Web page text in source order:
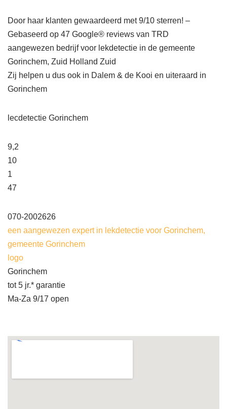
Door haar klanten gewaardeerd met 9/10 sterren! –
Gebaseerd op 47 Google® reviews van TRD
aangewezen bedrijf voor lekdetectie in de gemeente
Gorinchem, Zuid Holland Zuid
Zij helpen u dus ook in Dalem & de Kooi en uiteraard in
Gorinchem
lecdetectie Gorinchem
9,2
10
1
47
070-2002626
een aangewezen expert in lekdetectie voor Gorinchem,
gemeente Gorinchem
logo
Gorinchem
tot 5 jr.* garantie
Ma-Za 9/17 open